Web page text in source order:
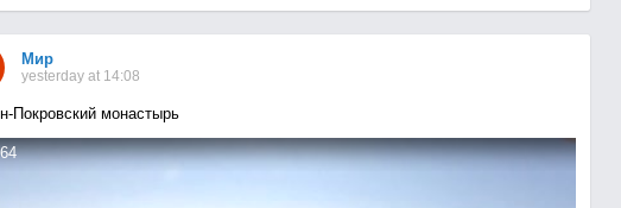
Мир
yesterday at 14:08
Покровский монастырь
64